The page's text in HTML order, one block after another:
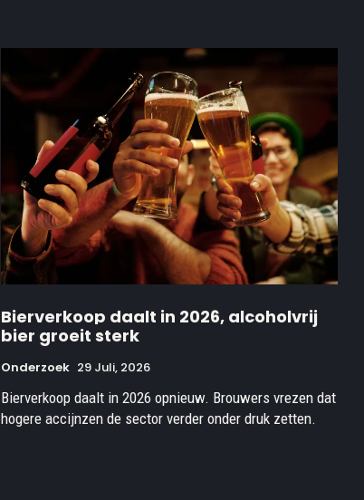
Bierverkoop daalt in 2026, alcoholvrij
bier groeit sterk
Onderzoek 29 Juli, 2026
Bierverkoop daalt in 2026 opnieuw. Brouwers vrezen dat
hogere accijnzen de sector verder onder druk zetten.